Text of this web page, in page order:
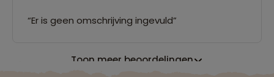
“Er is geen omschrijving ingevuld”
Toon meer beoordelingen